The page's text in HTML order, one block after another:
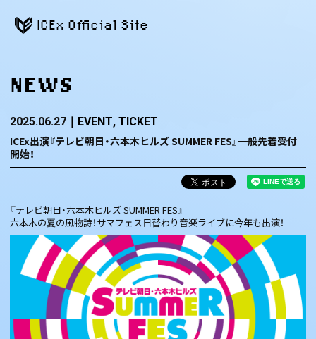
ICEx Official Site
NEWS
2025.06.27 EVENT TICKET
ICEx出演『テレビ朝日・六本木ヒルズ SUMMER FES』一般先着受付
開始！
『テレビ朝日・六本木ヒルズ SUMMER FES』
六本木の夏の風物詩！サマフェス日替わり音楽ライブに今年も出演！